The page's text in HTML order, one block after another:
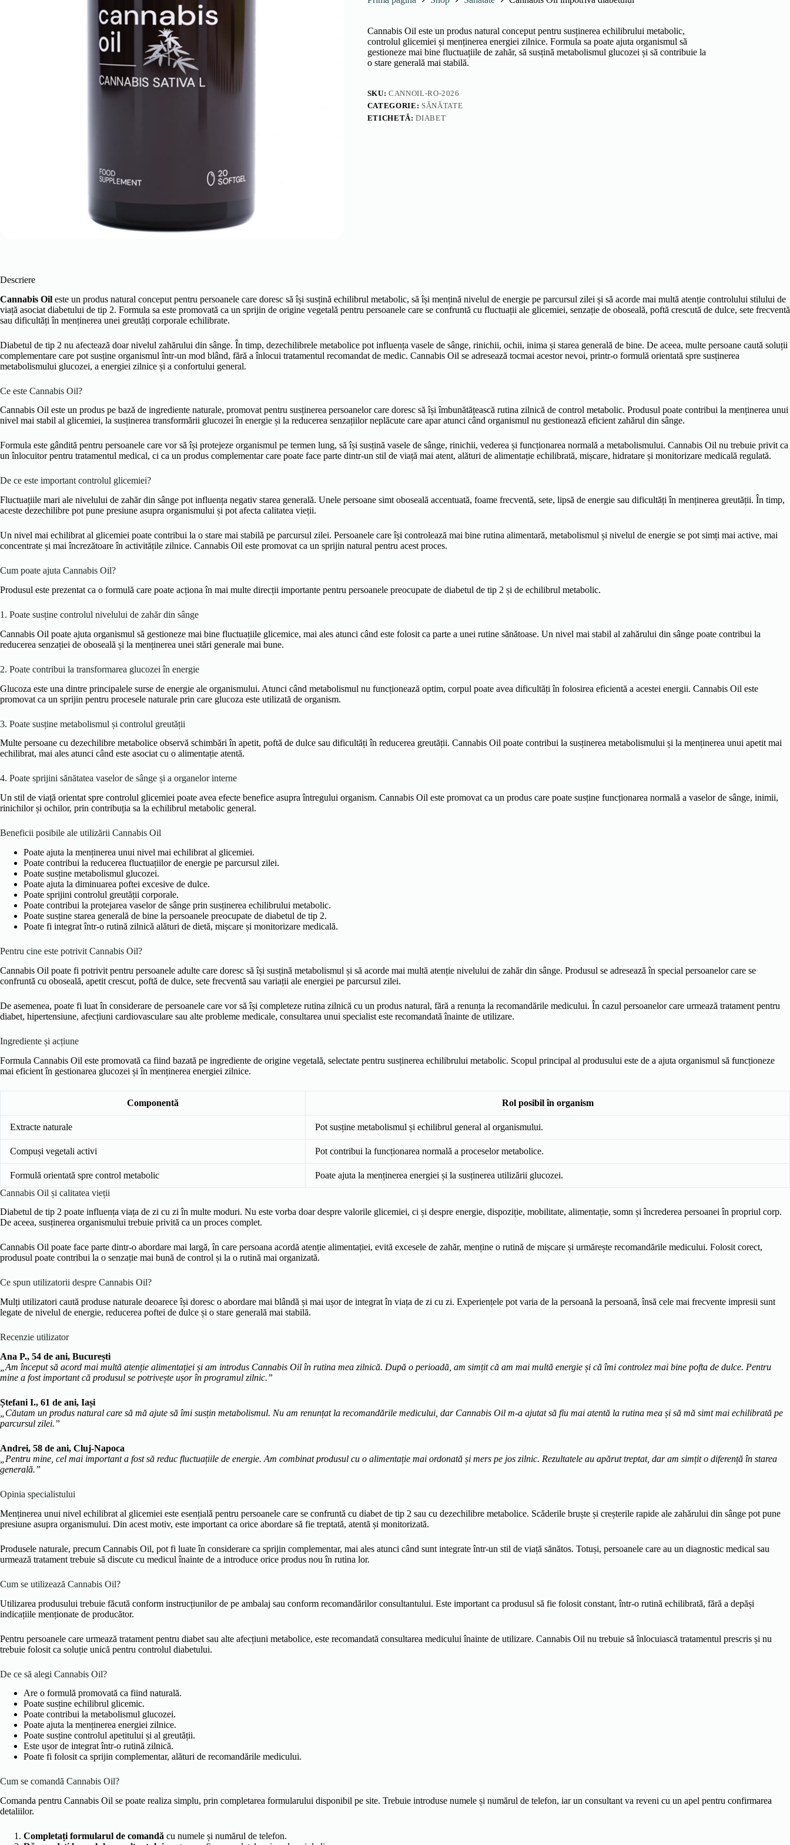
Cannabis Oil este un produs natural conceput pentru susținerea echilibrului metabolic,
controlul glicemiei și menținerea energiei zilnice. Formula sa poate ajuta organismul să
gestioneze mai bine fluctuațiile de zahăr, să susțină metabolismul glucozei și să contribuie la
o stare generală mai stabilă.
SKU:CANNOIL-RO-2026
CATEGORIE: SĂNĂTATE
ETICHETĂ:DIABET
Descriere
Cannabis Oil este un produs natural conceput pentru persoanele care doresc să își susțină echilibrul metabolic, să își mențină nivelul de energie pe parcursul zilei și să acorde mai multă atenție controlului stilului de
viață asociat diabetului de tip 2. Formula sa este promovată ca un sprijin de origine vegetală pentru persoanele care se confruntă cu fluctuații ale glicemiei, senzație de oboseală, poftă crescută de dulce, sete frecventă
sau dificultăți în menținerea unei greutăți corporale echilibrate.
Diabetul de tip 2 nu afectează doar nivelul zahărului din sânge. În timp, dezechilibrele metabolice pot influența vasele de sânge, rinichii, ochii, inima și starea generală de bine. De aceea, multe persoane caută soluții
complementare care pot susține organismul într-un mod blând, fără a înlocui tratamentul recomandat de medic. Cannabis Oil se adresează tocmai acestor nevoi, printr-o formulă orientată spre susținerea
metabolismului glucozei, a energiei zilnice și a confortului general.
Ce este Cannabis Oil?
Cannabis Oil este un produs pe bază de ingrediente naturale, promovat pentru susținerea persoanelor care doresc să își îmbunătățească rutina zilnică de control metabolic. Produsul poate contribui la menținerea unui
nivel mai stabil al glicemiei, la susținerea transformării glucozei în energie și la reducerea senzațiilor neplăcute care apar atunci când organismul nu gestionează eficient zahărul din sânge.
Formula este gândită pentru persoanele care vor să își protejeze organismul pe termen lung, să își susțină vasele de sânge, rinichii, vederea și funcționarea normală a metabolismului. Cannabis Oil nu trebuie privit ca
un înlocuitor pentru tratamentul medical, ci ca un produs complementar care poate face parte dintr-un stil de viață mai atent, alături de alimentație echilibrată, mișcare, hidratare și monitorizare medicală regulată.
De ce este important controlul glicemiei?
Fluctuațiile mari ale nivelului de zahăr din sânge pot influența negativ starea generală. Unele persoane simt oboseală accentuată, foame frecventă, sete, lipsă de energie sau dificultăți în menținerea greutății. În timp,
aceste dezechilibre pot pune presiune asupra organismului și pot afecta calitatea vieții.
Un nivel mai echilibrat al glicemiei poate contribui la o stare mai stabilă pe parcursul zilei. Persoanele care își controlează mai bine rutina alimentară, metabolismul și nivelul de energie se pot simți mai active, mai
concentrate și mai încrezătoare în activitățile zilnice. Cannabis Oil este promovat ca un sprijin natural pentru acest proces.
Cum poate ajuta Cannabis Oil?
Produsul este prezentat ca o formulă care poate acționa în mai multe direcții importante pentru persoanele preocupate de diabetul de tip 2 și de echilibrul metabolic.
1. Poate susține controlul nivelului de zahăr din sânge
Cannabis Oil poate ajuta organismul să gestioneze mai bine fluctuațiile glicemice, mai ales atunci când este folosit ca parte a unei rutine sănătoase. Un nivel mai stabil al zahărului din sânge poate contribui la
reducerea senzației de oboseală și la menținerea unei stări generale mai bune.
2. Poate contribui la transformarea glucozei în energie
Glucoza este una dintre principalele surse de energie ale organismului. Atunci când metabolismul nu funcționează optim, corpul poate avea dificultăți în folosirea eficientă a acestei energii. Cannabis Oil este
promovat ca un sprijin pentru procesele naturale prin care glucoza este utilizată de organism.
3. Poate susține metabolismul și controlul greutății
Multe persoane cu dezechilibre metabolice observă schimbări în apetit, poftă de dulce sau dificultăți în reducerea greutății. Cannabis Oil poate contribui la susținerea metabolismului și la menținerea unui apetit mai
echilibrat, mai ales atunci când este asociat cu o alimentație atentă.
4. Poate sprijini sănătatea vaselor de sânge și a organelor interne
Un stil de viață orientat spre controlul glicemiei poate avea efecte benefice asupra întregului organism. Cannabis Oil este promovat ca un produs care poate susține funcționarea normală a vaselor de sânge, inimii,
rinichilor și ochilor, prin contribuția sa la echilibrul metabolic general.
Beneficii posibile ale utilizării Cannabis Oil
Poate ajuta la menținerea unui nivel mai echilibrat al glicemiei.
Poate contribui la reducerea fluctuațiilor de energie pe parcursul zilei.
Poate susține metabolismul glucozei.
Poate ajuta la diminuarea poftei excesive de dulce.
Poate sprijini controlul greutății corporale.
Poate contribui la protejarea vaselor de sânge prin susținerea echilibrului metabolic.
Poate susține starea generală de bine la persoanele preocupate de diabetul de tip 2.
Poate fi integrat într-o rutină zilnică alături de dietă, mișcare și monitorizare medicală.
Pentru cine este potrivit Cannabis Oil?
Cannabis Oil poate fi potrivit pentru persoanele adulte care doresc să își susțină metabolismul și să acorde mai multă atenție nivelului de zahăr din sânge. Produsul se adresează în special persoanelor care se
confruntă cu oboseală, apetit crescut, poftă de dulce, sete frecventă sau variații ale energiei pe parcursul zilei.
De asemenea, poate fi luat în considerare de persoanele care vor să își completeze rutina zilnică cu un produs natural, fără a renunța la recomandările medicului. În cazul persoanelor care urmează tratament pentru
diabet, hipertensiune, afecțiuni cardiovasculare sau alte probleme medicale, consultarea unui specialist este recomandată înainte de utilizare.
Ingrediente și acțiune
Formula Cannabis Oil este promovată ca fiind bazată pe ingrediente de origine vegetală, selectate pentru susținerea echilibrului metabolic. Scopul principal al produsului este de a ajuta organismul să funcționeze
mai eficient în gestionarea glucozei și în menținerea energiei zilnice.
Componentă Rol posibil în organism
Extracte naturale Pot susține metabolismul și echilibrul general al organismului.
Compuși vegetali activi Pot contribui la funcționarea normală a proceselor metabolice.
Formulă orientată spre control metabolic
Poate ajuta la menținerea energiei și la susținerea utilizării glucozei.
Cannabis Oil și calitatea vieții
Diabetul de tip 2 poate influența viața de zi cu zi în multe moduri. Nu este vorba doar despre valorile glicemiei, ci și despre energie, dispoziție, mobilitate, alimentație, somn și încrederea persoanei în propriul corp.
De aceea, susținerea organismului trebuie privită ca un proces complet.
Cannabis Oil poate face parte dintr-o abordare mai largă, în care persoana acordă atenție alimentației, evită excesele de zahăr, menține o rutină de mișcare și urmărește recomandările medicului. Folosit corect,
produsul poate contribui la o senzație mai bună de control și la o rutină mai organizată.
Ce spun utilizatorii despre Cannabis Oil?
Mulți utilizatori caută produse naturale deoarece își doresc o abordare mai blândă și mai ușor de integrat în viața de zi cu zi. Experiențele pot varia de la persoană la persoană, însă cele mai frecvente impresii sunt
legate de nivelul de energie, reducerea poftei de dulce și o stare generală mai stabilă.
Recenzie utilizator
Ana P., 54 de ani, București
„Am început să acord mai multă atenție alimentației și am introdus Cannabis Oil în rutina mea zilnică. După o perioadă, am simțit că am mai multă energie și că îmi controlez mai bine pofta de dulce. Pentru
mine a fost important că produsul se potrivește ușor în programul zilnic.”
Ștefani I., 61 de ani, Iași
„Căutam un produs natural care să mă ajute să îmi susțin metabolismul. Nu am renunțat la recomandările medicului, dar Cannabis Oil m-a ajutat să fiu mai atentă la rutina mea și să mă simt mai echilibrată pe
parcursul zilei.”
Andrei, 58 de ani, Cluj-Napoca
„Pentru mine, cel mai important a fost să reduc fluctuațiile de energie. Am combinat produsul cu o alimentație mai ordonată și mers pe jos zilnic. Rezultatele au apărut treptat, dar am simțit o diferență în starea
generală.”
Opinia specialistului
Menținerea unui nivel echilibrat al glicemiei este esențială pentru persoanele care se confruntă cu diabet de tip 2 sau cu dezechilibre metabolice. Scăderile bruște și creșterile rapide ale zahărului din sânge pot pune
presiune asupra organismului. Din acest motiv, este important ca orice abordare să fie treptată, atentă și monitorizată.
Produsele naturale, precum Cannabis Oil, pot fi luate în considerare ca sprijin complementar, mai ales atunci când sunt integrate într-un stil de viață sănătos. Totuși, persoanele care au un diagnostic medical sau
urmează tratament trebuie să discute cu medicul înainte de a introduce orice produs nou în rutina lor.
Cum se utilizează Cannabis Oil?
Utilizarea produsului trebuie făcută conform instrucțiunilor de pe ambalaj sau conform recomandărilor consultantului. Este important ca produsul să fie folosit constant, într-o rutină echilibrată, fără a depăși
indicațiile menționate de producător.
Pentru persoanele care urmează tratament pentru diabet sau alte afecțiuni metabolice, este recomandată consultarea medicului înainte de utilizare. Cannabis Oil nu trebuie să înlocuiască tratamentul prescris și nu
trebuie folosit ca soluție unică pentru controlul diabetului.
De ce să alegi Cannabis Oil?
Are o formulă promovată ca fiind naturală.
Poate susține echilibrul glicemic.
Poate contribui la metabolismul glucozei.
Poate ajuta la menținerea energiei zilnice.
Poate susține controlul apetitului și al greutății.
Este ușor de integrat într-o rutină zilnică.
Poate fi folosit ca sprijin complementar, alături de recomandările medicului.
Cum se comandă Cannabis Oil?
Comanda pentru Cannabis Oil se poate realiza simplu, prin completarea formularului disponibil pe site. Trebuie introduse numele și numărul de telefon, iar un consultant va reveni cu un apel pentru confirmarea
detaliilor.
Completați formularul de comandă cu numele și numărul de telefon.